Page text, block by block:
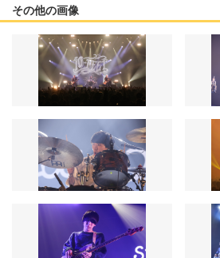
その他の画像